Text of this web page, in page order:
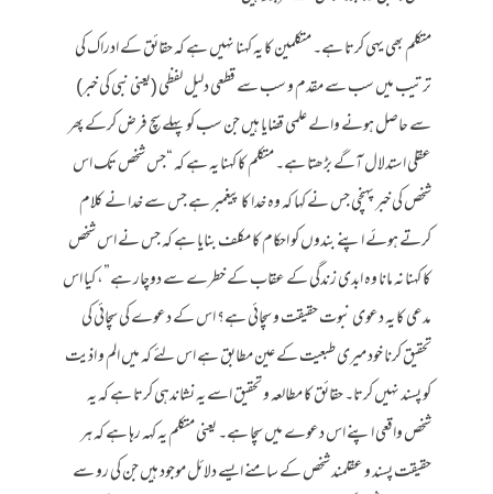
متکلم بھی یہی کرتا ہے۔ متکلمین کا یہ کہنا نہیں ہے کہ حقائق کے ادراک کی
ترتیب میں سب سے مقدم و سب سے قطعی دلیل لفظی (یعنی نبی کی خبر)
سے حاصل ہونے والے علمی قضایا ہیں جن سب کو پہلے سچ فرض کرکے پھر
عقلی استدلال آگے بڑھتا ہے۔ متکلم کا کہنا یہ ہے کہ “جس شخص تک اس
شخص کی خبر پہنچی جس نے کہا کہ وہ خدا کا پیغمبر ہے جس سے خدا نے کلام
کرتے ہوئے اپنے بندوں کو احکام کا مکلف بنایا ہے کہ جس نے اس شخص
کا کہنا نہ مانا وہ ابدی زندگی کے عقاب کے خطرے سے دوچار ہے”، کیا اس
مدعی کا یہ دعوی نبوت حقیقت و سچائی ہے؟ اس کے دعوے کی سچائی کی
تحقیق کرنا خود میری طبعیت کے عین مطابق ہے اس لئے کہ میں الم و اذیت
کو پسند نہیں کرتا۔ حقائق کا مطالعہ و تحقیق اسے یہ نشاندہی کرتا ہے کہ یہ
شخص واقعی اپنے اس دعوے میں سچا ہے۔ یعنی متکلم یہ کہہ رہا ہے کہ ہر
حقیقت پسند و عقلمند شخص کے سامنے ایسے دلائل موجود ہیں جن کی رو سے